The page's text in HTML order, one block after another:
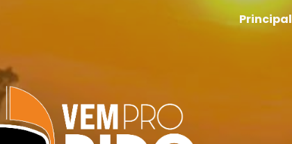
Skip to main contentPrincipal